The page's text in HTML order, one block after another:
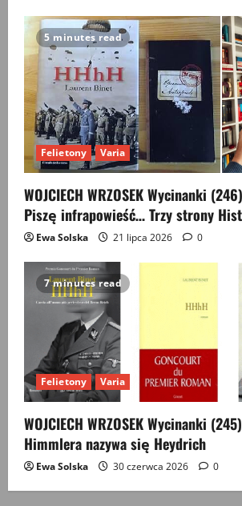
5 minutes read
Felietony Varia
WOJCIECH WRZOSEK Wycinanki (246)
Piszę infrapowieść… Trzy strony
Ewa Solska 21 lipca 2026 0
7 minutes read
Felietony Varia
WOJCIECH WRZOSEK Wycinanki
Himmlera nazywa się Heydrich
Ewa Solska 30 czerwca 2026 0